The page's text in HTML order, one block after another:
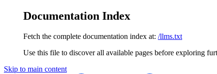
Documentation Index
Fetch the complete documentation index at: /llms.txt
Use this file to discover all available pages before exploring
Skip to main content